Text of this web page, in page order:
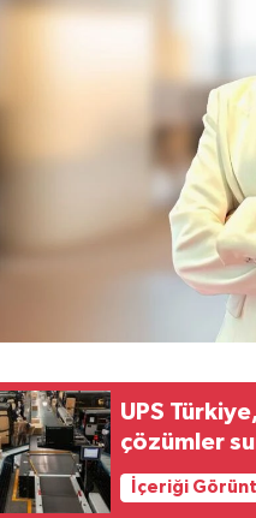
UPS
çözümler
İçeriği